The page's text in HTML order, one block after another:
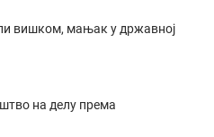
вишком, мањак у државној
на делу према